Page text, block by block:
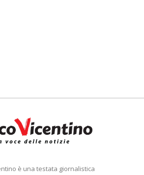
è una testata giornalistica